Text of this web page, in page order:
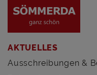
AKTUELLES
Ausschreibungen &